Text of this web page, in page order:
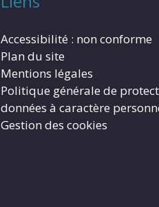
Accessibilité : non conforme
Plan du site
Mentions légales
Politique générale de
données à caractère
Gestion des cookies